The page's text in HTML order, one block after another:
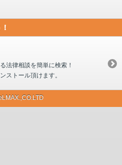
法律相談を簡単に検索！
ストール頂けます。